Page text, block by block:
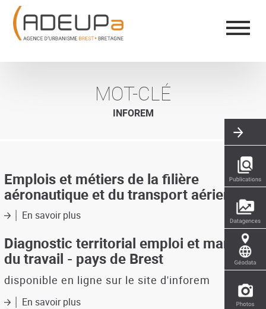
Aller
contenu
principal
MOT-CLÉ
INFOREM
Emplois et métiers de la filière
aéronautique et du transport aérien
En savoir plussur
et
métiers
de
la
filière
aéronautique
Diagnostic territorial emploi et marché
du travail - pays de Brest
disponible en ligne sur le site d'inforem
En savoir plussur
Panneau de gestion des cookies